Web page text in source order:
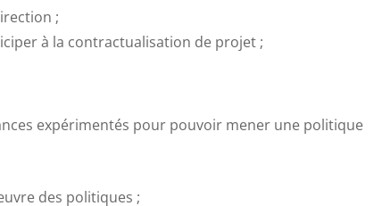
;
à la contractualisation de projet ;
expérimentés pour pouvoir mener une politique
des politiques ;